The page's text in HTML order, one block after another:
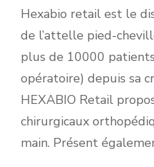
Hexabio retail est le
de l’attelle pied-
plus de 10000
opératoire) depuis sa
HEXABIO Retail
chirurgicaux
main. Présent